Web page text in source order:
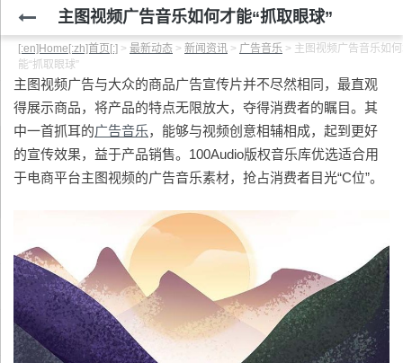
主图视频广告音乐如何才能“抓取眼球”
[:en]Home[:zh]首页[:] > 最新动态 > 新闻资讯 > 广告音乐 > 主图视频广告音乐如
能“抓取眼球”
主图视频广告与大众的商品广告宣传片并不尽然相同，最直观
得展示商品，将产品的特点无限放大，夺得消费者的瞩目。其
中一首抓耳的广告音乐，能够与视频创意相辅相成，起到更好
的宣传效果，益于产品销售。100Audio版权音乐库优选适合用
于电商平台主图视频的广告音乐素材，抢占消费者目光“C位”。